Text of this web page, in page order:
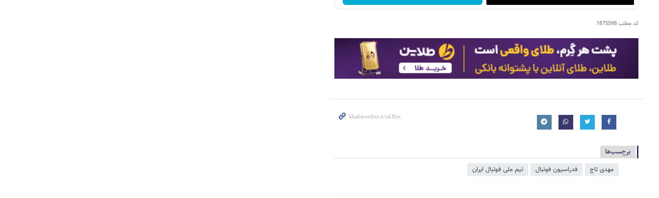
کد مطلب1875598
برچسب‌ها
مهدی تاج فدراسیون فوتبال تیم ملی فوتبال ایران